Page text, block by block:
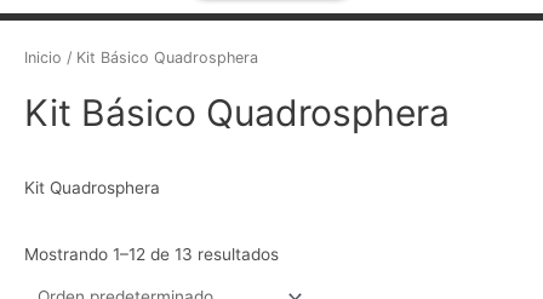
Inicio / Kit Básico Quadrosphera
Kit Básico Quadrosphera
Kit Quadrosphera
Mostrando 1–12 de 13 resultados